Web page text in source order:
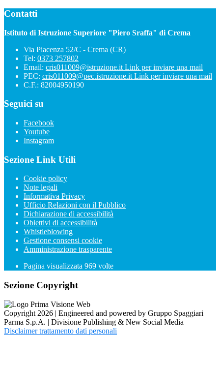
Contatti
Istituto di Istruzione Superiore "Piero Sraffa" di Crema
Via Piacenza 52/C - Crema (CR)
Tel: 0373 257802
Email: cris011009@istruzione.it Link per inviare una mail
PEC: cris011009@pec.istruzione.it Link per inviare una mail
C.F.: 82004950190
Seguici su
Facebook
Youtube
Instagram
Sezione Link Utili
Cookie policy
Note legali
Informativa Privacy
Ufficio Relazioni con il Pubblico
Dichiarazione di accessibilità
Obiettivi di accessibilità
Whistleblowing
Gestione consensi cookie
Amministrazione trasparente
Pagina visualizzata 969 volte
Sezione Copyright
Copyright 2026 | Engineered and powered by Gruppo Spaggiari
Parma S.p.A. | Divisione Publishing & New Social Media
Disclaimer trattamento dati personali